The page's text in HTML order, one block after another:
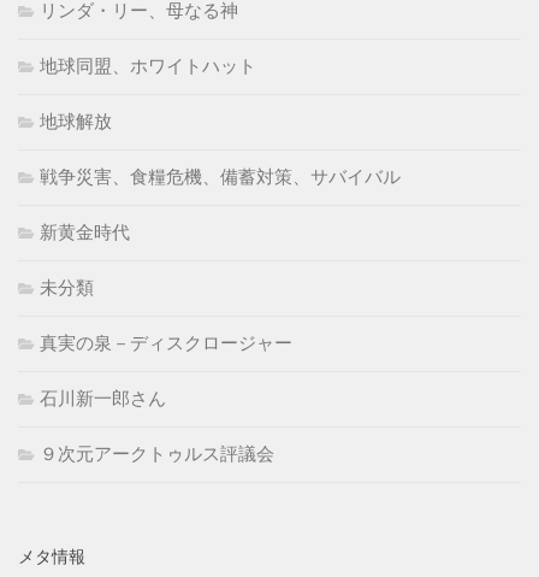
リンダ・リー、母なる神
地球同盟、ホワイトハット
地球解放
戦争災害、食糧危機、備蓄対策、サバイバル
新黄金時代
未分類
真実の泉－ディスクロージャー
石川新一郎さん
９次元アークトゥルス評議会
メタ情報